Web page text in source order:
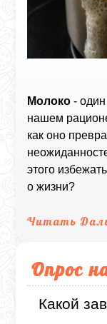
Молоко -
нашем
как оно
этого
о жизни?
Читать
Опрос
Какой